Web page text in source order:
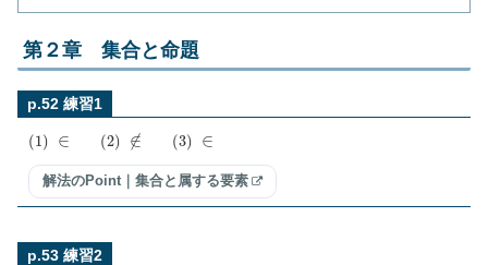
第２章 集合と命題
p.52 練習1
( 1) (2) ∉ (3)
解法のPoint｜集合と属する要素
p.53 練習2